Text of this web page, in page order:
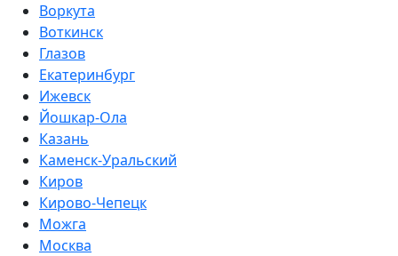
Воркута
Воткинск
Глазов
Екатеринбург
Ижевск
Йошкар-Ола
Казань
Каменск-Уральский
Киров
Кирово-Чепецк
Можга
Москва